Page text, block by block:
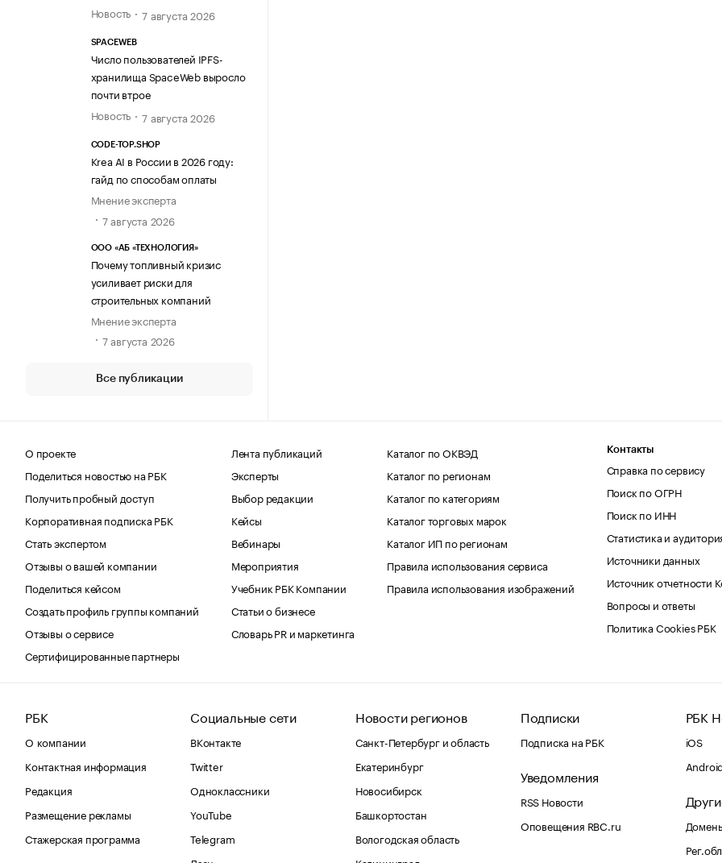
Новость
7 августа 2026
SPACEWEB
Число пользователей IPFS-
хранилища SpaceWeb выросло
почти втрое
Новость
7 августа 2026
CODE-TOP.SHOP
Krea AI в России в 2026 году:
гайд по способам оплаты
Мнение эксперта
7 августа 2026
ООО «АБ «ТЕХНОЛОГИЯ»
Почему топливный кризис
усиливает риски для
строительных компаний
Мнение эксперта
7 августа 2026
Все публикации
О проекте
Поделиться новостью на РБК
Получить пробный доступ
Корпоративная подписка РБК
Стать экспертом
Отзывы о вашей компании
Поделиться кейсом
Создать профиль группы компаний
Отзывы о сервисе
Сертифицированные партнеры
Лента публикаций
Эксперты
Выбор редакции
Кейсы
Вебинары
Мероприятия
Учебник РБК Компании
Статьи о бизнесе
Словарь PR и маркетинга
Каталог по ОКВЭД
Каталог по регионам
Каталог по категориям
Каталог торговых марок
Каталог ИП по регионам
Правила использования сервиса
Правила использования изображений
Контакты
Справка по сервису
Поиск по ОГРН
Поиск по ИНН
Статистика и
Источники данных
Источник отчетности
Вопросы и ответы
Политика Cookies РБК
РБК
О компании
Контактная информация
Редакция
Размещение рекламы
Стажерская программа
Социальные сети
ВКонтакте
Twitter
Одноклассники
YouTube
Telegram
Новости регионов
Санкт-Петербург и область
Екатеринбург
Новосибирск
Башкортостан
Вологодская область
Подписки
Подписка на РБК
Уведомления
RSS Новости
Оповещения RBC.ru
РБК
iOS